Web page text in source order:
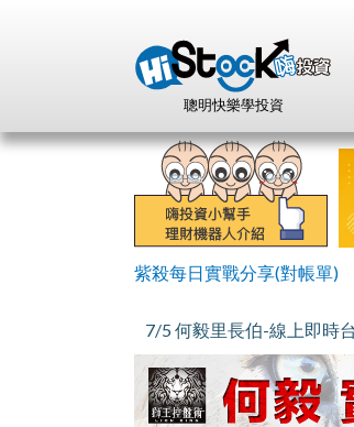
聰明快樂學投資
紫殺每日實戰分享(對帳單)
7/5 何毅里長伯-線上即時